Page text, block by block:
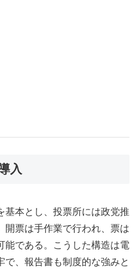
入
本とし、投票所には政党推
開票は手作業で行われ、票は
能である。こうした構造は電
、報告書も制度的な強みと